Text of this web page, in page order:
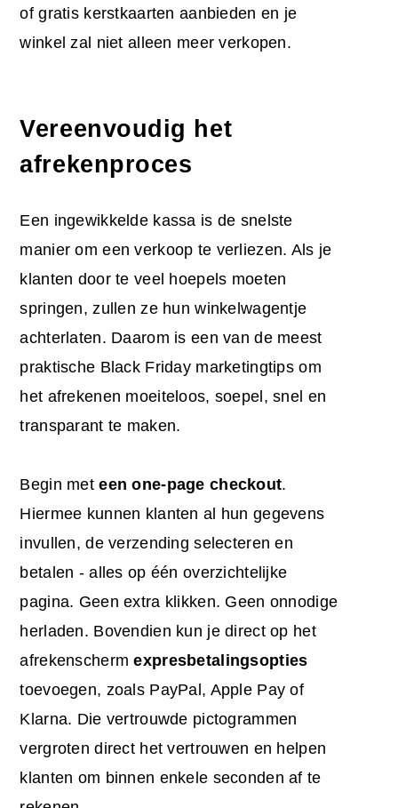
of gratis kerstkaarten aanbieden en je
winkel zal niet alleen meer verkopen.
Vereenvoudig het
afrekenproces
Een ingewikkelde kassa is de snelste
manier om een verkoop te verliezen. Als je
klanten door te veel hoepels moeten
springen, zullen ze hun winkelwagentje
achterlaten. Daarom is een van de meest
praktische Black Friday marketingtips om
het afrekenen moeiteloos, soepel, snel en
transparant te maken.
Begin meteen one-page checkout.
Hiermee kunnen klanten al hun gegevens
invullen, de verzending selecteren en
betalen - alles op één overzichtelijke
pagina. Geen extra klikken. Geen onnodige
herladen. Bovendien kun je direct op het
afrekenschermexpresbetalingsopties
toevoegen, zoals PayPal, Apple Pay of
Klarna. Die vertrouwde pictogrammen
vergroten direct het vertrouwen en helpen
klanten om binnen enkele seconden af te